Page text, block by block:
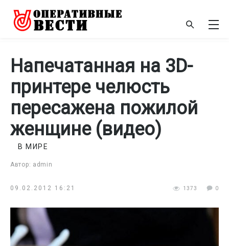
Напечатанная на 3D-
принтере челюсть
пересажена пожилой
женщине (видео)
Автор: admin
В МИРЕ
09.02.2012 16:21 1373 0